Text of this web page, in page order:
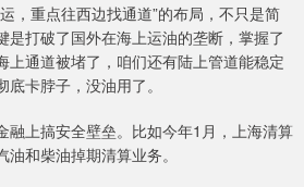
，重点往西边找通道”的布局，不只是简
是打破了国外在海上运油的垄断，掌握了
上通道被堵了，咱们还有陆上管道能稳定
卡脖子，没油用了。
融上搞安全壁垒。比如今年1月，上海清算
和柴油掉期清算业务。